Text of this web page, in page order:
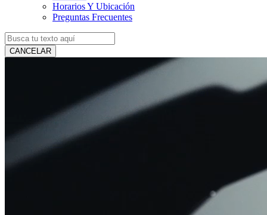
Horarios Y Ubicación
Preguntas Frecuentes
CANCELAR